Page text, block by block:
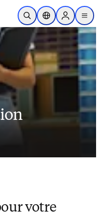
Passer au contenu principal
Ouvrir la recherche
Sélecteur de
Sign in to
menu
votre